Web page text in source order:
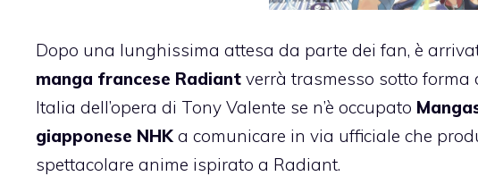
Dopo una lunghissima attesa da parte dei fan, è
manga francese Radiant verrà trasmesso sotto
Italia dell’opera di Tony Valente se n’è occupato
giapponese NHK a comunicare in via ufficiale che
spettacolare anime ispirato a Radiant.